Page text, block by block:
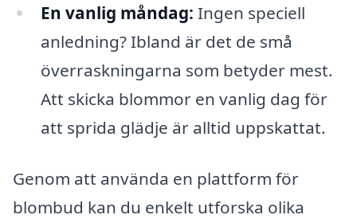
En vanlig måndag: Ingen speciell
anledning? Ibland är det de små
överraskningarna som betyder mest.
Att skicka blommor en vanlig dag för
att sprida glädje är alltid uppskattat.
Genom att använda en plattform för
blombud kan du enkelt utforska olika